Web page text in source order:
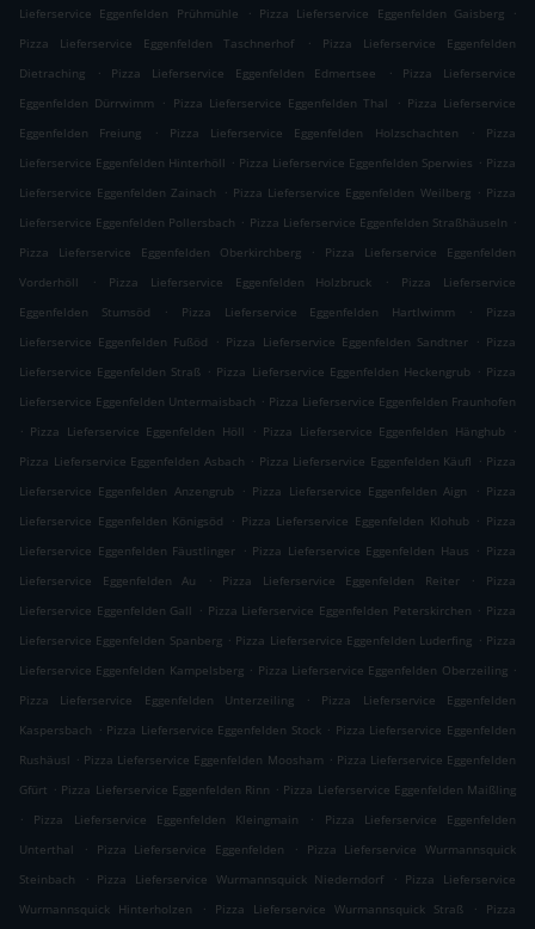
Lieferservice Eggenfelden Prühmühle
. Pizza Lieferservice Eggenfelden Gaisberg
.
Pizza Lieferservice Eggenfelden Taschnerhof
.
Pizza Lieferservice Eggenfelden
Dietraching
. Pizza Lieferservice Eggenfelden Edmertsee .
Pizza Lieferservice
Eggenfelden Dürrwimm
. Pizza Lieferservice Eggenfelden Thal . Pizza Lieferservice
Eggenfelden Freiung
. Pizza Lieferservice Eggenfelden Holzschachten .
Pizza
Lieferservice Eggenfelden Hinterhöll . Pizza Lieferservice Eggenfelden Sperwies . Pizza
Lieferservice Eggenfelden Zainach
. Pizza Lieferservice Eggenfelden Weilberg . Pizza
Lieferservice Eggenfelden Pollersbach . Pizza Lieferservice Eggenfelden Straßhäuseln .
Pizza Lieferservice Eggenfelden Oberkirchberg
.
Pizza Lieferservice Eggenfelden
Vorderhöll
. Pizza Lieferservice Eggenfelden Holzbruck .
Pizza Lieferservice
Eggenfelden Stumsöd
. Pizza Lieferservice Eggenfelden Hartlwimm .
Pizza
Lieferservice Eggenfelden Fußöd
. Pizza Lieferservice Eggenfelden Sandtner . Pizza
Lieferservice Eggenfelden Straß . Pizza Lieferservice Eggenfelden Heckengrub . Pizza
Lieferservice Eggenfelden Untermaisbach . Pizza Lieferservice Eggenfelden Fraunhofen
. Pizza Lieferservice Eggenfelden Höll . Pizza Lieferservice Eggenfelden Hänghub
.
Pizza Lieferservice Eggenfelden Asbach . Pizza Lieferservice Eggenfelden Käufl . Pizza
Lieferservice Eggenfelden Anzengrub
. Pizza Lieferservice Eggenfelden Aign . Pizza
Lieferservice Eggenfelden Königsöd
. Pizza Lieferservice Eggenfelden Klohub . Pizza
Lieferservice Eggenfelden Fäustlinger . Pizza Lieferservice Eggenfelden Haus . Pizza
Lieferservice Eggenfelden Au
. Pizza Lieferservice Eggenfelden Reiter .
Pizza
Lieferservice Eggenfelden Gall . Pizza Lieferservice Eggenfelden Peterskirchen . Pizza
Lieferservice Eggenfelden Spanberg . Pizza Lieferservice Eggenfelden Luderfing . Pizza
Lieferservice Eggenfelden Kampelsberg . Pizza Lieferservice Eggenfelden Oberzeiling .
Pizza Lieferservice Eggenfelden Unterzeiling
.
Pizza Lieferservice Eggenfelden
Kaspersbach . Pizza Lieferservice Eggenfelden Stock . Pizza Lieferservice Eggenfelden
Rushäusl . Pizza Lieferservice Eggenfelden Moosham . Pizza Lieferservice Eggenfelden
Gfürt . Pizza Lieferservice Eggenfelden Rinn . Pizza Lieferservice Eggenfelden Maißling
.
Pizza Lieferservice Eggenfelden Kleingmain .
Pizza Lieferservice Eggenfelden
Unterthal
. Pizza Lieferservice Eggenfelden .
Pizza Lieferservice Wurmannsquick
Steinbach
. Pizza Lieferservice Wurmannsquick Niederndorf . Pizza Lieferservice
Wurmannsquick Hinterholzen
. Pizza Lieferservice Wurmannsquick Straß .
Pizza